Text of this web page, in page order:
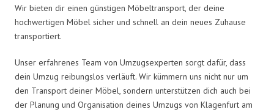
Wir bieten dir einen günstigen Möbeltransport, der deine
hochwertigen Möbel sicher und schnell an dein neues Zuhause
transportiert.
Unser erfahrenes Team von Umzugsexperten sorgt dafür, dass
dein Umzug reibungslos verläuft. Wir kümmern uns nicht nur um
den Transport deiner Möbel, sondern unterstützen dich auch bei
der Planung und Organisation deines Umzugs von Klagenfurt am